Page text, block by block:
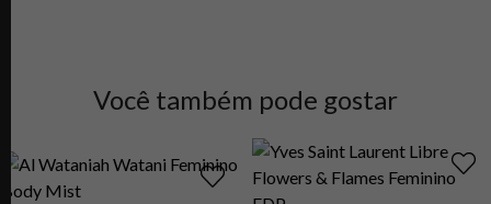
Você também pode gostar